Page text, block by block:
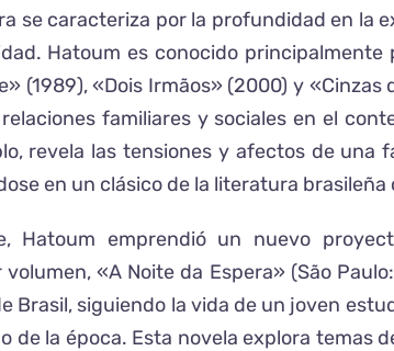
se caracteriza por la profundidad en la
Hatoum es conocido
(1989), «Dois Irmãos» (2000) y
familiares y sociales en el
revela las tensiones y afectos de una
en un clásico de la literatura
Hatoum emprendió un nuevo
«A Noite da Espera» (São
Brasil, siguiendo la vida de un joven
de la época. Esta novela explora temas